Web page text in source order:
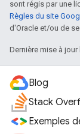
sont régis par une
Règles du site
d'Oracle et/ou de
Dernière mise à
Blog
Stack
Exemples